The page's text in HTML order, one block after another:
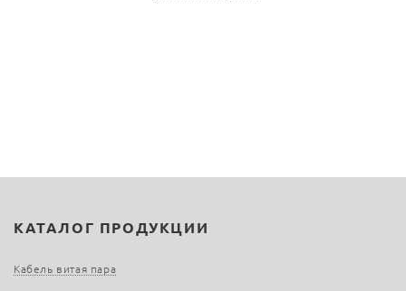
КАТАЛОГ ПРОДУКЦИИ
Кабель витая пара